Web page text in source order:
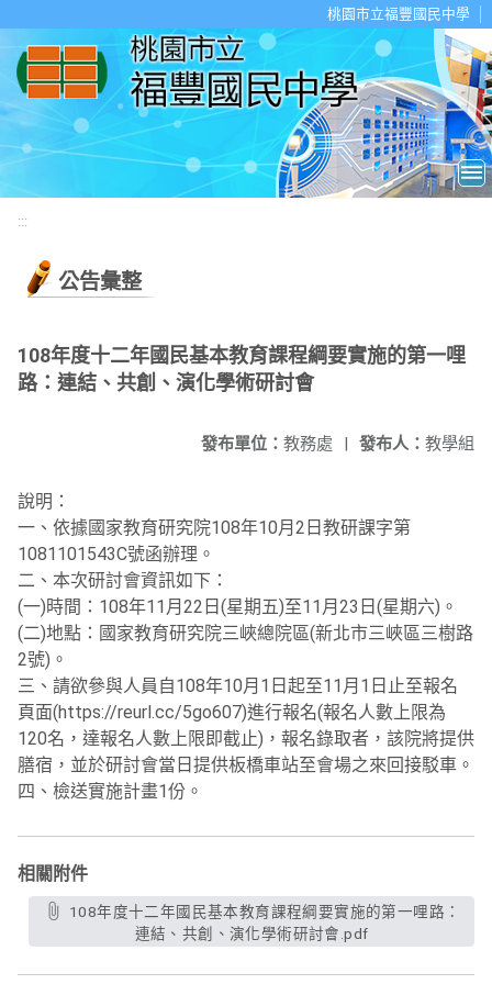
桃園市立福豐國民中學
:::
公告彙整
108年度十二年國民基本教育課程綱要實施的第一哩
路：連結、共創、演化學術研討會
發布人： 教學組
發布單位： 教務處 |
說明：
一、依據國家教育研究院108年10月2日教研課字第
1081101543C號函辦理。
二、本次研討會資訊如下：
(一)時間：108年11月22日(星期五)至11月23日(星期六)。
(二)地點：國家教育研究院三峽總院區(新北市三峽區三樹路
2號)。
三、請欲參與人員自108年10月1日起至11月1日止至報名
頁面(https://reurl.cc/5go607)進行報名(報名人數上限為
120名，達報名人數上限即截止)，報名錄取者，該院將提供
膳宿，並於研討會當日提供板橋車站至會場之來回接駁車。
四、檢送實施計畫1份。
相關附件
連結、共創、演化學術研討會.pdf